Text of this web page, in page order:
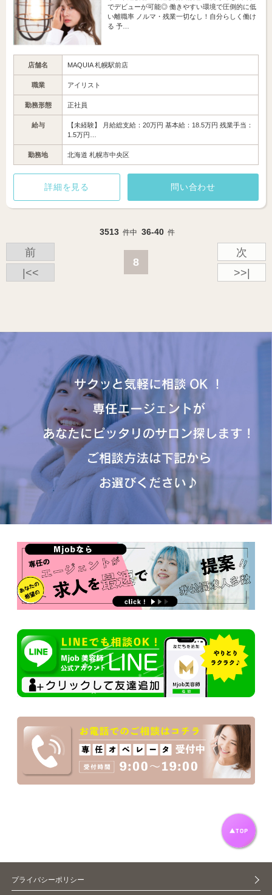
でデビューが可能◎ 働きやすい環境で圧倒的に低
い離職率 ノルマ・残業一切なし！自分らしく働け
る 予…
店舗名 MAQUIA 札幌駅前店
職業 アイリスト
勤務形態 正社員
給与
【未経験】 月給総支給：20万円 基本給：18.5万円 残業手当：
1.5万円…
勤務地 北海道 札幌市中央区
詳細を見る 問い合わせ
3513 件中 36-40 件
|<<
前
8
次
>>|
プライバシーポリシー